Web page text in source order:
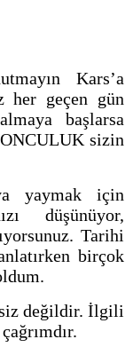
Kars’a
her geçen gün
başlarsa
sizin
yaymak için
düşünüyor,
Tarihi
birçok
değildir. İlgili